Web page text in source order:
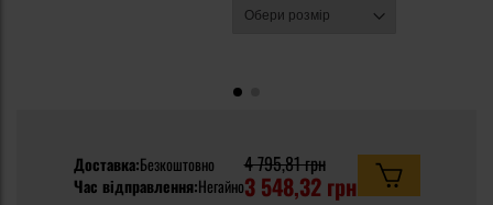
Доставка:Безкоштовно
Час відправлення:Негайно
4 795,81 грн
3 548,32 грн